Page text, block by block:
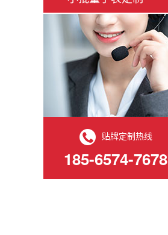
贴牌定制热线
185-6574-7678